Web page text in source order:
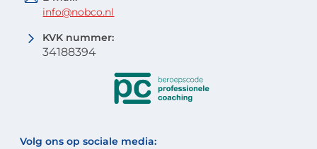
info@nobco.nl
KVK nummer:
34188394
Volg ons op sociale media: